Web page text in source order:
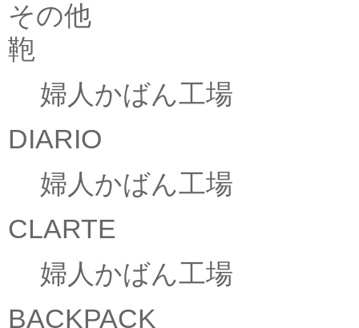
その他
鞄
婦人かばん工場
DIARIO
婦人かばん工場
CLARTE
婦人かばん工場
BACKPACK